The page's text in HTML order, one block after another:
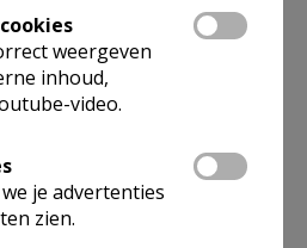
Zorgpastores
weergeven
inhoud,
video.
je advertenties
zien.